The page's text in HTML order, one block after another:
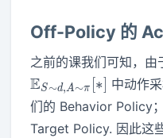
Off-Policy 的
之前的课我们可知，由
ES∼d,A∼π ∗ 中动作
们的 Behavior Policy
Target Policy. 因此这